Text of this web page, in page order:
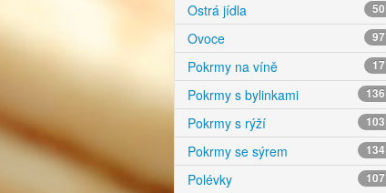
Ostrá jídla 50
Ovoce 97
Pokrmy na víně 17
Pokrmy s bylinkami 136
Pokrmy s rýží 103
Pokrmy se sýrem 134
Polévky 107